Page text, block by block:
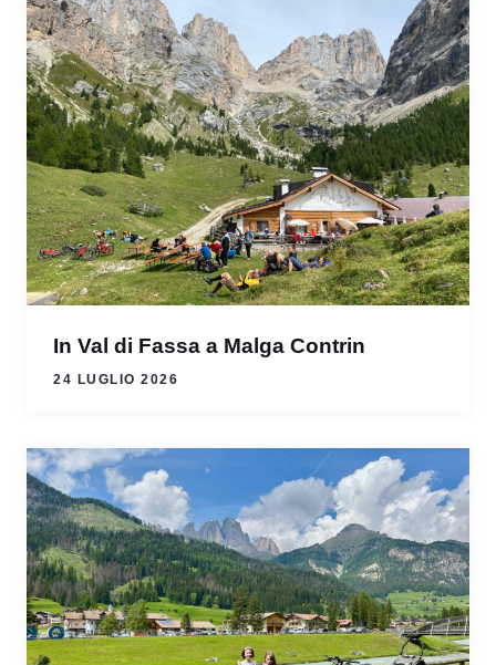
In Val di Fassa a Malga Contrin
24 LUGLIO 2026